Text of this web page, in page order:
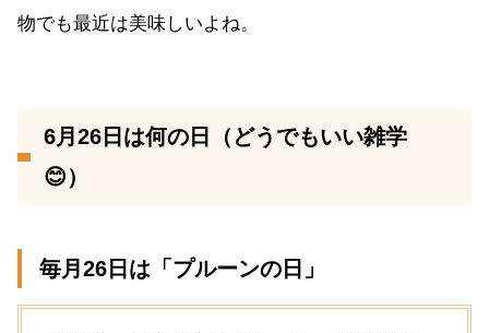
物でも最近は美味しいよね。
6月26日は何の日（どうでもいい雑学
😊）
毎月26日は「プルーンの日」